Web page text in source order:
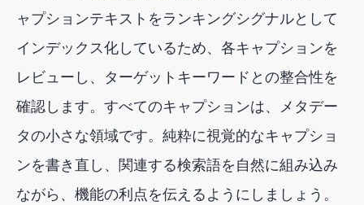
ャプションテキストをランキングシグナルとして
インデックス化しているため、各キャプションを
レビューし、ターゲットキーワードとの整合性を
確認します。すべてのキャプションは、メタデー
タの小さな領域です。純粋に視覚的なキャプショ
ンを書き直し、関連する検索語を自然に組み込み
ながら、機能の利点を伝えるようにしましょう。